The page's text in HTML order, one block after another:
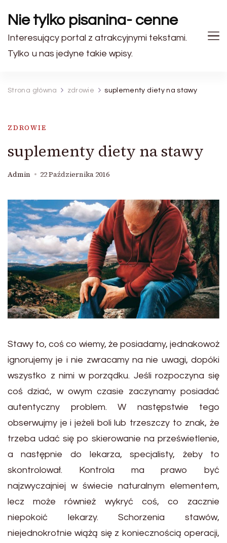
Nie tylko pisanina- cenne
Interesujący portal z atrakcyjnymi tekstami.
Tylko u nas jedyne takie wpisy.
Strona główna zdrowie suplementy diety na stawy
ZDROWIE
suplementy diety na stawy
Admin 22 Października 2016
Stawy to, coś co wiemy, że posiadamy, jednakowoż
ignorujemy je i nie zwracamy na nie uwagi, dopóki
wszystko z nimi w porządku. Jeśli rozpoczyna się
coś dziać, w owym czasie zaczynamy posiadać
autentyczny problem. W następstwie tego
obserwujmy je i jeżeli boli lub trzeszczy to znak, że
trzeba udać się po skierowanie na prześwietlenie,
a następnie do lekarza, specjalisty, żeby to
skontrolował. Kontrola ma prawo być
najzwyczajniej w świecie naturalnym elementem,
lecz może również wykryć coś, co zacznie
niepokoić lekarzy. Schorzenia stawów,
niejednokrotnie wiążą się z koniecznością operacji,